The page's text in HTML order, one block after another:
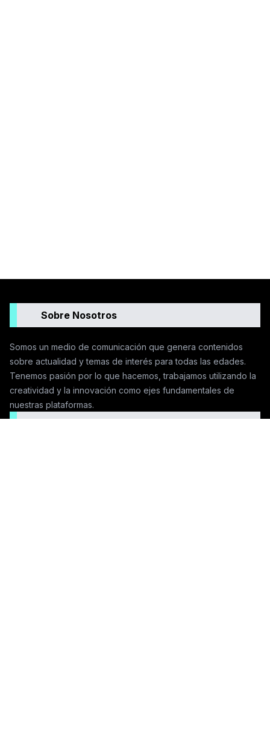
Sobre Nosotros
Somos un medio de comunicación que genera contenidos
sobre actualidad y temas de interés para todas las edades.
Tenemos pasión por lo que hacemos, trabajamos utilizando la
creatividad y la innovación como ejes fundamentales de
nuestras plataformas.